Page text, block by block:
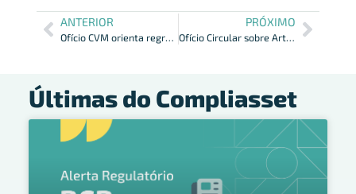
ANTERIOR
Ofício CVM orienta regras desenquad. passivo Res. CMN 4.963/21
PRÓXIMO
Ofício Circular sobre Artigo 134 da Resolução CVM Nº 175/22
Últimas do Compliasset